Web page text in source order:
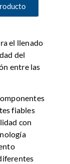
el llenado
del
entre las
fiables
con